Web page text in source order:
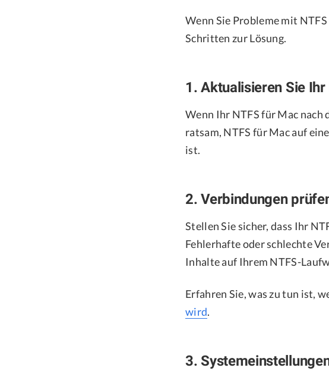
Wenn Sie Probleme mit
Schritten zur Lösung.
1. Aktualisieren Sie
Wenn Ihr NTFS für Mac nach
ratsam, NTFS für Mac auf
ist.
2. Verbindungen
Stellen Sie sicher, dass Ihr
Fehlerhafte oder schlechte
Inhalte auf Ihrem NTFS-
Erfahren Sie, was zu tun ist,
wird.
3.